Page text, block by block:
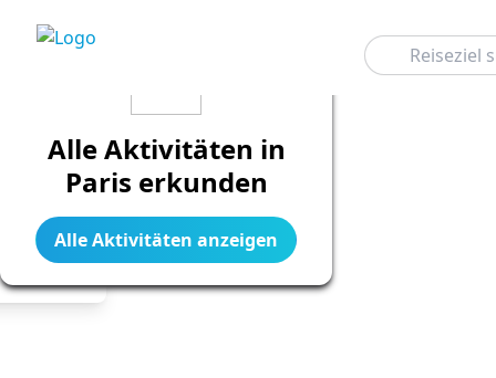
Suchen
Alle Aktivitäten in
Paris erkunden
Alle Aktivitäten anzeigen